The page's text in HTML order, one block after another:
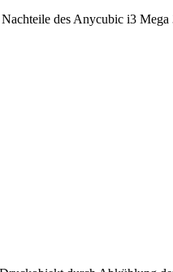
des Anycubic i3